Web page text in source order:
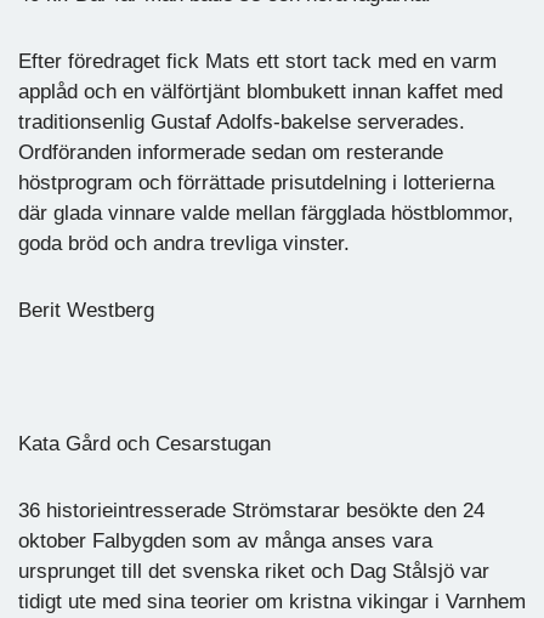
Efter föredraget fick Mats ett stort tack med en varm
applåd och en välförtjänt blombukett innan kaffet med
traditionsenlig Gustaf Adolfs-bakelse serverades.
Ordföranden informerade sedan om resterande
höstprogram och förrättade prisutdelning i lotterierna
där glada vinnare valde mellan färgglada höstblommor,
goda bröd och andra trevliga vinster.
Berit Westberg
Kata Gård och Cesarstugan
36 historieintresserade Strömstarar besökte den 24
oktober Falbygden som av många anses vara
ursprunget till det svenska riket och Dag Stålsjö var
tidigt ute med sina teorier om kristna vikingar i Varnhem